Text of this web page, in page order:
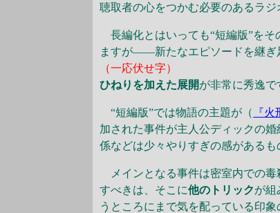
聴取者の心をつかむ必要のあるラ
長編化とはいっても“短編版”を
ますが――新たなエピソードを継ぎ
（一応伏せ字）
ひねりを加えた展開が非常に秀逸で
“短編版”では物語の主題が（ 『火
加された事件が主人公ディックの
係などは少々やりすぎの感がある
メインとなる事件は密室内での
すべきは、そこに他のトリックが組
うところにまで気を配っている印